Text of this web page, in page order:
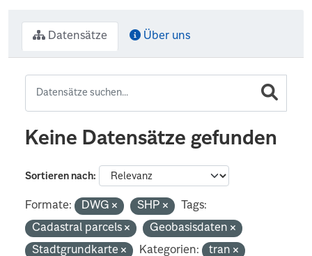
Datensätze Über uns
Keine Datensätze gefunden
Sortieren nach
Formate: DWG SHP
Tags:
Cadastral parcels
Geobasisdaten
Stadtgrundkarte
Kategorien:
tran